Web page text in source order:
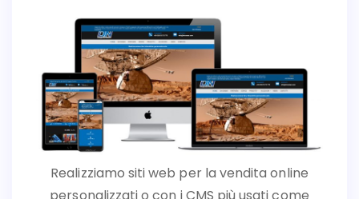
Realizziamo siti web per la vendita online
personalizzati o con i CMS più usati come